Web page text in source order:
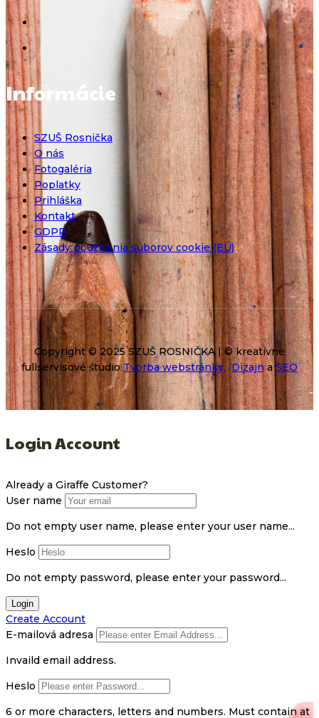
Informácie
SZUŠ Rosnička
O nás
Fotogaléria
Poplatky
Prihláška
Kontakt
GDPR
Zásady používania súborov cookie (EÚ)
Copyright © 2025 SZUŠ ROSNIČKA | © kreatívne
fullservisové štúdioTvorba webstránky, Dizajna SEO
Login Account
Already a Giraffe Customer?
User name
Do not empty user name, please enter your user name...
Heslo
Do not empty password, please enter your password...
Login
Create Account
E-mailová adresa
Invaild email address.
Heslo
6 or more characters, letters and numbers. Must contain at